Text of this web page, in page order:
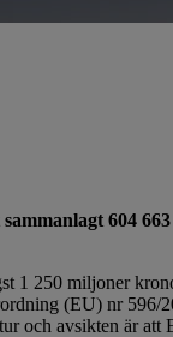
604
1 250 miljoner
(EU) nr
och avsikten är